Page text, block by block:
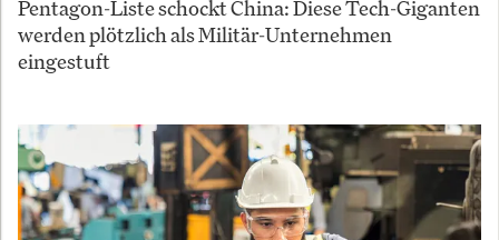
Pentagon-Liste schockt China: Diese Tech-Giganten
werden plötzlich als Militär-Unternehmen
eingestuft